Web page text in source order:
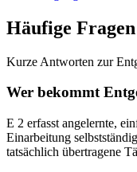
Häufige Fragen
Kurze Antworten zur
Wer bekommt
E 2 erfasst angelernte,
Einarbeitung
tatsächlich übertragene